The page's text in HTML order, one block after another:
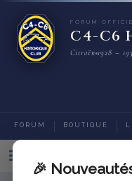
FORUM
C4-
Citroën 1928 –
FORUM BOUTIQUE
🎉